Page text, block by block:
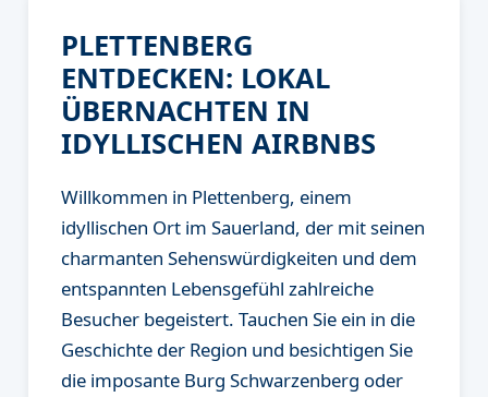
PLETTENBERG
ENTDECKEN: LOKAL
ÜBERNACHTEN IN
IDYLLISCHEN AIRBNBS
Willkommen in Plettenberg, einem
idyllischen Ort im Sauerland, der mit seinen
charmanten Sehenswürdigkeiten und dem
entspannten Lebensgefühl zahlreiche
Besucher begeistert. Tauchen Sie ein in die
Geschichte der Region und besichtigen Sie
die imposante Burg Schwarzenberg oder